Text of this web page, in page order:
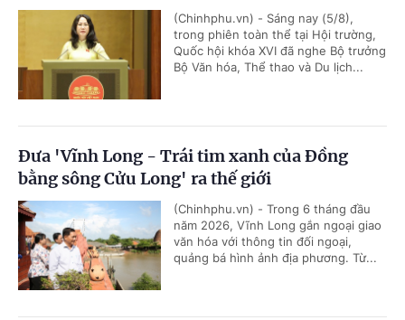
(Chinhphu.vn) - Sáng nay (5/8),
trong phiên toàn thể tại Hội trường,
Quốc hội khóa XVI đã nghe Bộ trưởng
Bộ Văn hóa, Thể thao và Du lịch...
Đưa 'Vĩnh Long - Trái tim xanh của Đồng
bằng sông Cửu Long' ra thế giới
(Chinhphu.vn) - Trong 6 tháng đầu
năm 2026, Vĩnh Long gắn ngoại giao
văn hóa với thông tin đối ngoại,
quảng bá hình ảnh địa phương. Từ...